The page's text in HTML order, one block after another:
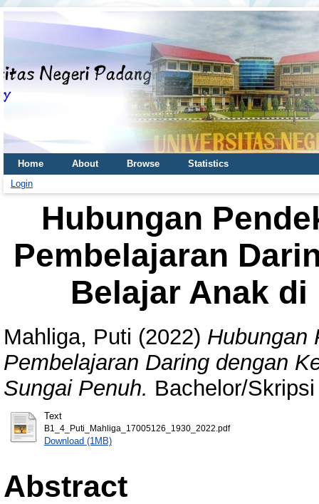
Home About Browse
Statistics
Login
Hubungan
Pembelajaran
Belajar Anak
Mahliga, Puti (2022) Hubungan
Pembelajaran Daring dengan
Sungai Penuh. Bachelor/
Text
B1_4_Puti_Mahliga_17005126_1930_2022.pdf
Download (1MB)
Abstract